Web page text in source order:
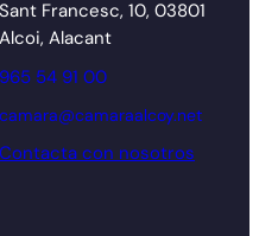
Sant Francesc, 10, 03801
Alcoi, Alacant
965 54 91 00
camara@camaraalcoy.net
Contacta con nosotros